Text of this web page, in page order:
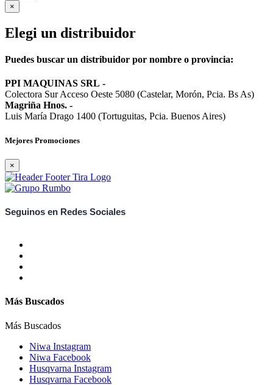
×
Elegi un distribuidor
Puedes buscar un distribuidor por nombre o provincia:
PPI MAQUINAS SRL -
Colectora Sur Acceso Oeste 5080 (Castelar, Morón, Pcia. Bs As)
Magriña Hnos. -
Luis María Drago 1400 (Tortuguitas, Pcia. Buenos Aires)
Mejores Promociones
×
Seguinos en Redes Sociales
Más Buscados
Más Buscados
Niwa Instagram
Niwa Facebook
Husqvarna Instagram
Husqvarna Facebook